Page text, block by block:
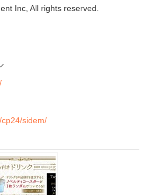
Inc, All rights reserved.
sidem/